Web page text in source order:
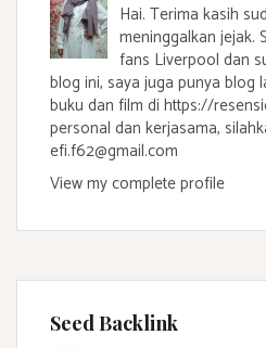
Hai. Terima kasih
meninggalkan jejak.
fans Liverpool dan
blog ini, saya juga punya blog
buku dan film di https://
personal dan kerjasama,
efi.f62@gmail.com
View my complete profile
Seed Backlink